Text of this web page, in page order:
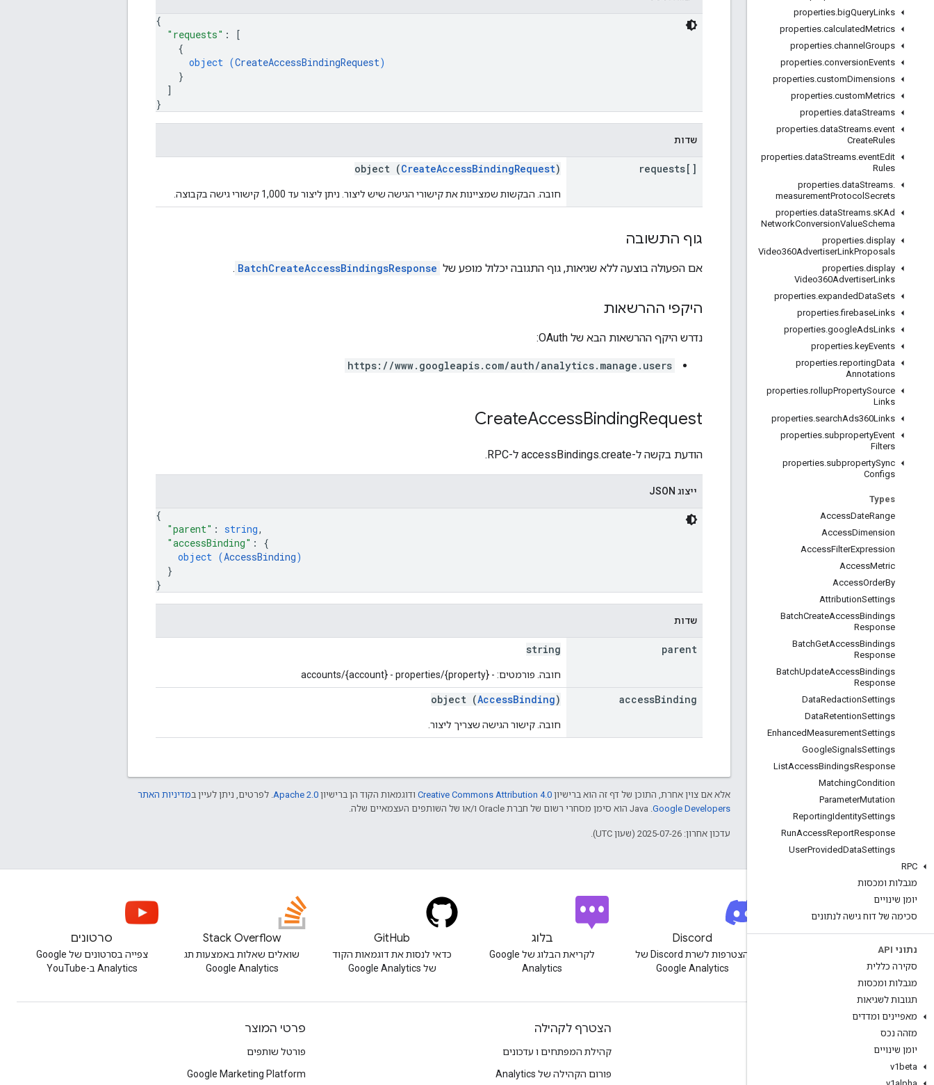
properties.bigQueryLinks
properties.calculatedMetrics
properties.channel Groups
properties.conversionEvents
properties.customDimensions
properties.customMetrics
properties.dataStreams
properties.dataStreams.event
CreateRules
properties.dataStreams.eventEdit
Rules
properties.dataStreams.
measurementProtocol Secrets
properties.dataStreams.sKAd
NetworkConversionValueSchema
properties.display
Video360AdvertiserLinkProposals
properties.display
Video360AdvertiserLinks
properties.expandedDataSets
properties.firebaseLinks
properties.googleAdsLinks
properties.keyEvents
properties.reportingData
Annotations
properties.rollupPropertySource
Links
properties.searchAds360Links
properties.subpropertyEvent
Filters
properties.subpropertySync
Configs
Types
AccessDateRange
AccessDimension
AccessFilterExpression
AccessMetric
AccessOrderBy
AttributionSettings
BatchCreateAccessBindings
Response
BatchGetAccessBindings
Response
BatchUpdateAccessBindings
Response
DataRedactionSettings
DataRetentionSettings
EnhancedMeasurementSettings
GoogleSignalsSettings
ListAccessBindingsResponse
MatchingCondition
ParameterMutation
ReportingIdentitySettings
RunAccessReportResponse
UserProvidedDataSettings
RPC
מגבלות ומכסות
יומן שינויים
סכימה של דוח גישה לנתונים
נתוני API
סקירה כללית
מגבלות ומכסות
תגובות לשגיאות
מאפיינים ומדדים
מזהה נכס
יומן שינויים
v1beta
{
"requests" :
[
{
object (CreateAccessBindingRequest)
}
]
}
שדות
requests[]
object (CreateAccessBindingRequest)
חובה. הבקשות שמציינות את קישורי הגישה שיש ליצור. ניתן ליצור עד 1,000 קישורי גישה בקבוצה.
גוף התשובה
אם הפעולה בוצעה ללא שגיאות, גוף התגובה יכלול מופע של BatchCreateAccessBindingsResponse
.
היקפי ההרשאות
נדרש היקף ההרשאות הבא של OAuth:
https://www.googleapis.com/auth/analytics.manage.users
CreateAccessBindingRequest
הודעת בקשה ל-accessBindings.create ל-RPC.
ייצוג JSON
{
"parent" : string,
"accessBinding" : {
object (AccessBinding)
}
}
שדות
parent
string
חובה. פורמטים: - accounts/{account} - properties/{property}
accessBinding
object (AccessBinding)
חובה. קישור הגישה שצריך ליצור.
אלא אם צוין אחרת, התוכן של דף זה הוא ברישיון Creative Commons Attribution 4.0 ודוגמאות הקוד הן ברישיון Apache 2.0 . לפרטים, ניתן לעיין במדיניות האתר
Google Developers‏
עדכון אחרון: 2025-07-26 (שעון UTC).
ניוזלטר
הרשמה לניוזלטר למפתחים של
Google Analytics
Discord
הצטרפות לשרת Discord של
Google Analytics
בלוג
לקריאת הבלוג של Google
Analytics
GitHub
כדאי לנסות את דוגמאות הקוד
של Google Analytics
Stack Overflow
שואלים שאלות באמצעות תג
Google Analytics
סרטונים
צפייה בסרטונים של Google
Analytics ב-YouTube
מקורות מידע
מרכז העזרה
הצטרף לקהילה
קהילת המפתחים ו עדכונים
פורום הקהילה של Analytics
פרטי המוצר
פורטל שותפים
Google Marketing Platform